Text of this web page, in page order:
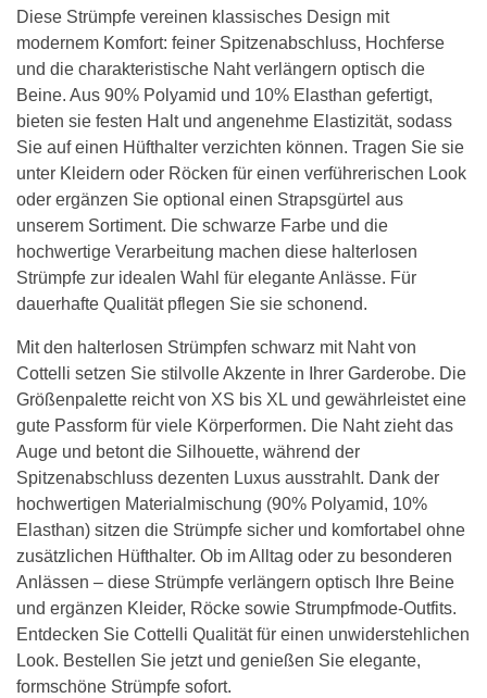
Diese Strümpfe vereinen klassisches Design mit
modernem Komfort: feiner Spitzenabschluss, Hochferse
und die charakteristische Naht verlängern optisch die
Beine. Aus 90% Polyamid und 10% Elasthan gefertigt,
bieten sie festen Halt und angenehme Elastizität, sodass
Sie auf einen Hüfthalter verzichten können. Tragen Sie sie
unter Kleidern oder Röcken für einen verführerischen Look
oder ergänzen Sie optional einen Strapsgürtel aus
unserem Sortiment. Die schwarze Farbe und die
hochwertige Verarbeitung machen diese halterlosen
Strümpfe zur idealen Wahl für elegante Anlässe. Für
dauerhafte Qualität pflegen Sie sie schonend.
Mit den halterlosen Strümpfen schwarz mit Naht von
Cottelli setzen Sie stilvolle Akzente in Ihrer Garderobe. Die
Größenpalette reicht von XS bis XL und gewährleistet eine
gute Passform für viele Körperformen. Die Naht zieht das
Auge und betont die Silhouette, während der
Spitzenabschluss dezenten Luxus ausstrahlt. Dank der
hochwertigen Materialmischung (90% Polyamid, 10%
Elasthan) sitzen die Strümpfe sicher und komfortabel ohne
zusätzlichen Hüfthalter. Ob im Alltag oder zu besonderen
Anlässen – diese Strümpfe verlängern optisch Ihre Beine
und ergänzen Kleider, Röcke sowie Strumpfmode-Outfits.
Entdecken Sie Cottelli Qualität für einen unwiderstehlichen
Look. Bestellen Sie jetzt und genießen Sie elegante,
formschöne Strümpfe sofort.